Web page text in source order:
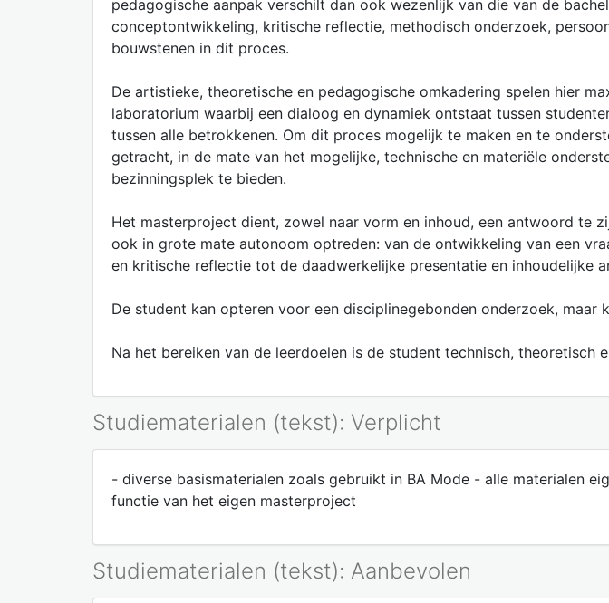
pedagogische aanpak verschilt dan ook wezenlijk van die van de
conceptontwikkeling, kritische reflectie, methodisch onderzoek,
bouwstenen in dit proces.
De artistieke, theoretische en pedagogische omkadering spelen hier
laboratorium waarbij een dialoog en dynamiek ontstaat tussen
tussen alle betrokkenen. Om dit proces mogelijk te maken en te
getracht, in de mate van het mogelijke, technische en materiële
bezinningsplek te bieden.
Het masterproject dient, zowel naar vorm en inhoud, een antwoord te
ook in grote mate autonoom optreden: van de ontwikkeling van een
en kritische reflectie tot de daadwerkelijke presentatie en inhoudelijke
De student kan opteren voor een disciplinegebonden onderzoek,
Na het bereiken van de leerdoelen is de student technisch,
Studiematerialen (tekst): Verplicht
- diverse basismaterialen zoals gebruikt in BA Mode - alle materialen
functie van het eigen masterproject
Studiematerialen (tekst): Aanbevolen